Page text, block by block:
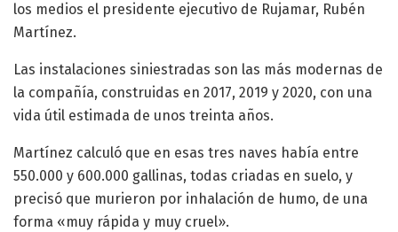
los medios el presidente ejecutivo de Rujamar, Rubén
Martínez.
Las instalaciones siniestradas son las más modernas de
la compañía, construidas en 2017, 2019 y 2020, con una
vida útil estimada de unos treinta años.
Martínez calculó que en esas tres naves había entre
550.000 y 600.000 gallinas, todas criadas en suelo, y
precisó que murieron por inhalación de humo, de una
forma «muy rápida y muy cruel».